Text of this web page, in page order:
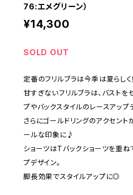
76:エメグリーン）
¥14,300
SOLD OUT
定番のフリルブラは今季は夏らし
甘すぎないフリルブラは、バスト
プやバックスタイルのレースアップ
さらにゴールドリングのアクセン
ールな印象に♪
ショーツはTバックショーツを重ね
プデザイン。
脚長効果でスタイルアップに◎